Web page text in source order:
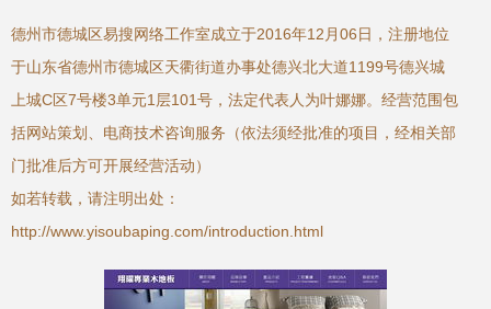
德州市德城区易搜网络工作室成立于2016年12月06日，注册地位
于山东省德州市德城区天衢街道办事处德兴北大道1199号德兴城
上城C区7号楼3单元1层101号，法定代表人为叶娜娜。经营范围包
括网站策划、电商技术咨询服务（依法须经批准的项目，经相关部
门批准后方可开展经营活动）
如若转载，请注明出处：
http://www.yisoubaping.com/introduction.html